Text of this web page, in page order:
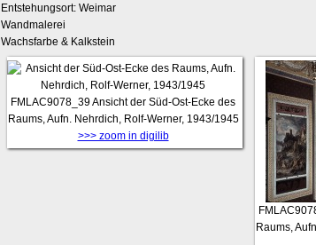
Entstehungsort: Weimar
Wandmalerei
Wachsfarbe & Kalkstein
FMLAC9078_39Ansicht der Süd-Ost-Ecke des
Raums, Aufn. Nehrdich, Rolf-Werner, 1943/1945
>>> zoom in digilib
Raums,